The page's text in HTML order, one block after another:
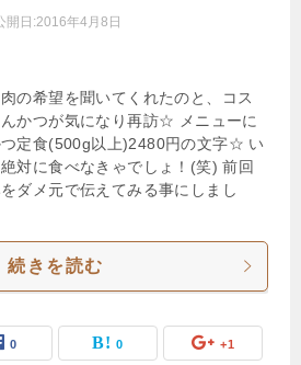
開日:2016年4月8日
の希望を聞いてくれたのと、コス
かつが気になり再訪☆ メニューに
定食(500g以上)2480円の文字☆ い
対に食べなきゃでしょ！(笑) 前回
ダメ元で伝えてみる事にしまし
続きを読む
0 0 +1